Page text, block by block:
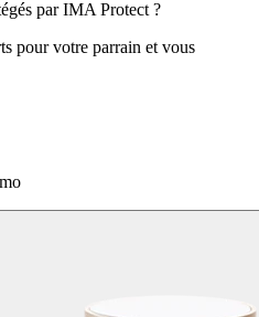
par IMA Protect ?
pour votre parrain et vous